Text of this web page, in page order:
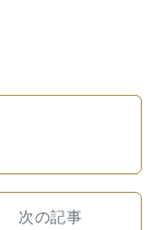
次の記事